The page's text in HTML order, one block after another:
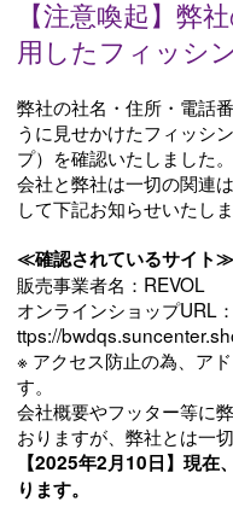
【注意喚起】弊
用したフィッシ
弊社の社名・住所・電話
うに見せかけたフィッシ
プ）を確認いたしました
会社と弊社は一切の関連
して下記お知らせいたしま
≪確認されているサイト≫
販売事業者名：REVOL
オンラインショップURL：
ttps://
※ アクセス防止の為、ア
す。
会社概要やフッター等に
おりますが、弊社とは一
【2025年2月10日】現在
ります。